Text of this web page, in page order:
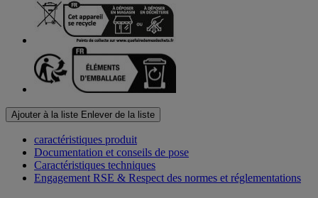
Ajouter à la liste Enlever de la liste
caractéristiques produit
Documentation et conseils de pose
Caractéristiques techniques
Engagement RSE & Respect des normes et réglementations